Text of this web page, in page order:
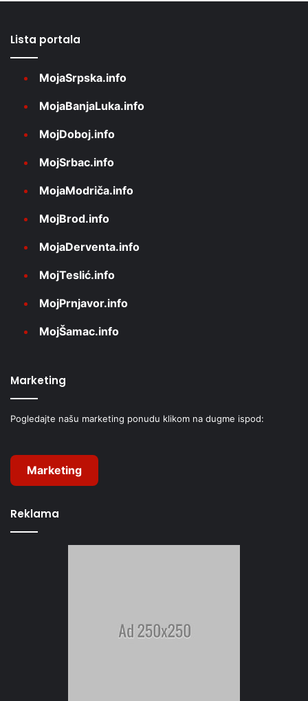
Lista portala
MojaSrpska.info
MojaBanjaLuka.info
MojDoboj.info
MojSrbac.info
MojaModriča.info
MojBrod.info
MojaDerventa.info
MojTeslić.info
MojPrnjavor.info
MojŠamac.info
Marketing
Pogledajte našu marketing ponudu klikom na dugme ispod:
Marketing
Reklama